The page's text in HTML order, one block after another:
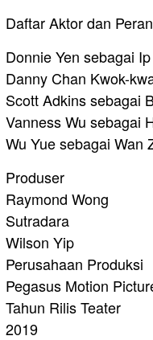
Daftar Aktor dan Peran
Donnie Yen sebagai
Danny Chan Kwok-
Scott Adkins sebagai
Vanness Wu sebagai
Wu Yue sebagai Wan
Produser
Raymond Wong
Sutradara
Wilson Yip
Perusahaan Produksi
Pegasus Motion
Tahun Rilis Teater
2019